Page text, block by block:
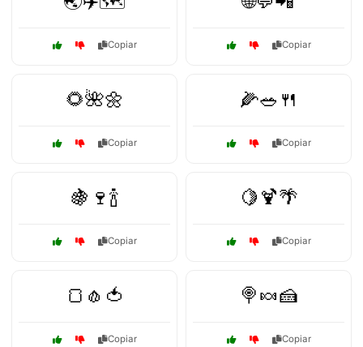
Copiar Copiar
🌻🌺🌼
Copiar
🌽🥗🍴
Copiar
🍇🍷🍾
Copiar
🍋🍹🌴
Copiar
🍞🧄🍅
Copiar
🍭🍬🍰
Copiar